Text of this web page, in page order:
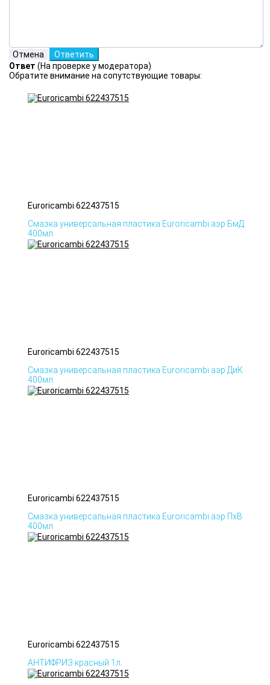
Ответ (На проверке у модератора)
Обратите внимание на сопутствующие товары:
Euroricambi 622437515
Смазка универсальная пластика Euroricambi аэр БмД
400мл
Euroricambi 622437515
Смазка универсальная пластика Euroricambi аэр ДиК
400мл
Euroricambi 622437515
Смазка универсальная пластика Euroricambi аэр ПхВ
400мл
Euroricambi 622437515
АНТИФРИЗ красный 1л.